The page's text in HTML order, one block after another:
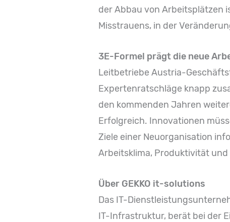
der Abbau von Arbeitsplätzen
Misstrauens, in der
3E-Formel prägt die neue
Leitbetriebe Austria-
Expertenratschläge knapp
den kommenden Jahren
Erfolgreich. Innovationen
Ziele einer Neuorganisation
Arbeitsklima, Produktivität
Über GEKKO it-solutions
Das IT-
IT-Infrastruktur, berät bei der